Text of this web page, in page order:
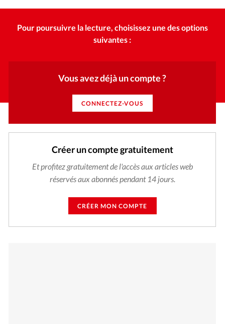
Tous les articles
Actualité chrétienne
Actualité internationale
Chronique
Culture
Foi Génération réveil
Vie Intérieure
Pour poursuivre la lecture, choisissez une des options
suivantes :
Vous avez déjà un compte ?
CONNECTEZ-VOUS
Créer un compte gratuitement
Et profitez gratuitement de l'accès aux articles web
réservés aux abonnés pendant 14 jours.
CRÉER MON COMPTE